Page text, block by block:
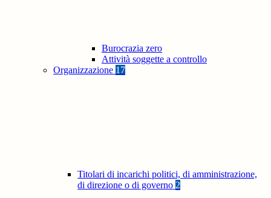
Burocrazia zero
Attività soggette a controllo
Organizzazione 17
Titolari di incarichi politici, di amministrazione,
di direzione o di governo 2